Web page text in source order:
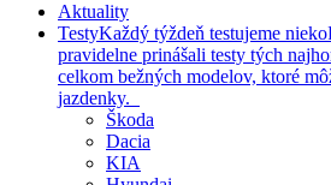
Aktuality
TestyKaždý týždeň testujeme
pravidelne prinášali testy tých
celkom bežných modelov, ktoré
jazdenky.
Škoda
Dacia
KIA